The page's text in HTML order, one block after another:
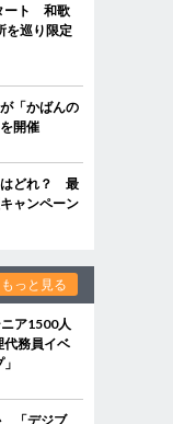
ート 和歌
を巡り限定
「かばんの
開催
はどれ？ 最
ャンペーン
もっと見る
ア1500人
務員イベ
「デジブ